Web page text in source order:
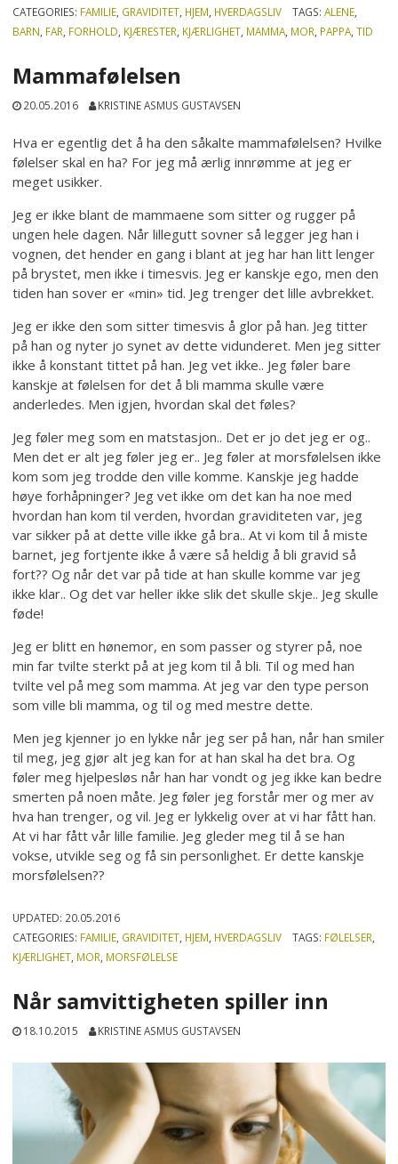
CATEGORIES: FAMILIE GRAVIDITET HJEM HVERDAGSLIV TAGS: ALENE,
BARN FAR FORHOLD KJÆRESTER KJÆRLIGHET MAMMA MOR PAPPA ,TID
Mammafølelsen
20.05.2016 KRISTINE ASMUS GUSTAVSEN
Hva er egentlig det å ha den såkalte mammafølelsen? Hvilke
følelser skal en ha? For jeg må ærlig innrømme at jeg er
meget usikker.
Jeg er ikke blant de mammaene som sitter og rugger på
ungen hele dagen. Når lillegutt sovner så legger jeg han i
vognen, det hender en gang i blant at jeg har han litt lenger
på brystet, men ikke i timesvis. Jeg er kanskje ego, men den
tiden han sover er «min» tid. Jeg trenger det lille avbrekket.
Jeg er ikke den som sitter timesvis å glor på han. Jeg titter
på han og nyter jo synet av dette vidunderet. Men jeg sitter
ikke å konstant tittet på han. Jeg vet ikke.. Jeg føler bare
kanskje at følelsen for det å bli mamma skulle være
anderledes. Men igjen, hvordan skal det føles?
Jeg føler meg som en matstasjon.. Det er jo det jeg er og..
Men det er alt jeg føler jeg er.. Jeg føler at morsfølelsen ikke
kom som jeg trodde den ville komme. Kanskje jeg hadde
høye forhåpninger? Jeg vet ikke om det kan ha noe med
hvordan han kom til verden, hvordan graviditeten var, jeg
var sikker på at dette ville ikke gå bra.. At vi kom til å miste
barnet, jeg fortjente ikke å være så heldig å bli gravid så
fort?? Og når det var på tide at han skulle komme var jeg
ikke klar.. Og det var heller ikke slik det skulle skje.. Jeg skulle
føde!
Jeg er blitt en hønemor, en som passer og styrer på, noe
min far tvilte sterkt på at jeg kom til å bli. Til og med han
tvilte vel på meg som mamma. At jeg var den type person
som ville bli mamma, og til og med mestre dette.
Men jeg kjenner jo en lykke når jeg ser på han, når han smiler
til meg, jeg gjør alt jeg kan for at han skal ha det bra. Og
føler meg hjelpesløs når han har vondt og jeg ikke kan bedre
smerten på noen måte. Jeg føler jeg forstår mer og mer av
hva han trenger, og vil. Jeg er lykkelig over at vi har fått han.
At vi har fått vår lille familie. Jeg gleder meg til å se han
vokse, utvikle seg og få sin personlighet. Er dette kanskje
morsfølelsen??
UPDATED: 20.05.2016
CATEGORIES: FAMILIE GRAVIDITET HJEM HVERDAGSLIV TAGS: FØLELSER
KJÆRLIGHET MOR MORSFØLELSE
Når samvittigheten spiller inn
18.10.2015 KRISTINE ASMUS GUSTAVSEN